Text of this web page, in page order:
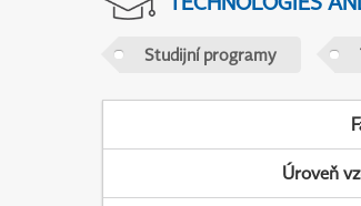
Studijní programy
Úroveň